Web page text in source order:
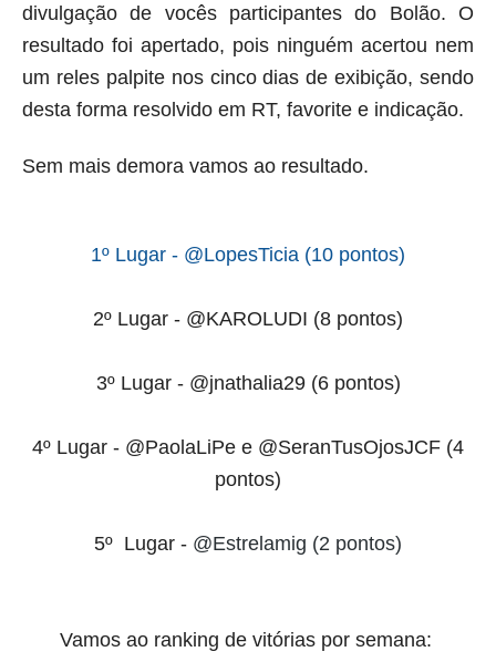
divulgação de vocês participantes do Bolão. O
resultado foi apertado, pois ninguém acertou nem
um reles palpite nos cinco dias de exibição, sendo
desta forma resolvido em RT, favorite e indicação.
Sem mais demora vamos ao resultado.
1º Lugar - @LopesTicia (10 pontos)
2º Lugar - @KAROLUDI (8 pontos)
3º Lugar - @jnathalia29 (6 pontos)
4º Lugar - @PaolaLiPe e @SeranTusOjosJCF (4
pontos)
5º Lugar - @Estrelamig (2 pontos)
Vamos ao ranking de vitórias por semana: